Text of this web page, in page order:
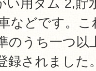
などです。
のうち一つ以
録されました